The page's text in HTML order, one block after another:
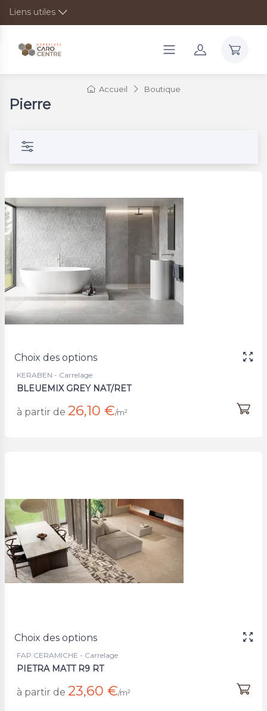
Liens utiles
Accueil Boutique
Pierre
Choix des options
KERABEN - Carrelage
BLEUEMIX GREY NAT/RET
à partir de 26,10 €/m²
Choix des options
FAP CERAMICHE - Carrelage
PIETRA MATT R9 RT
à partir de 23,60 €/m²